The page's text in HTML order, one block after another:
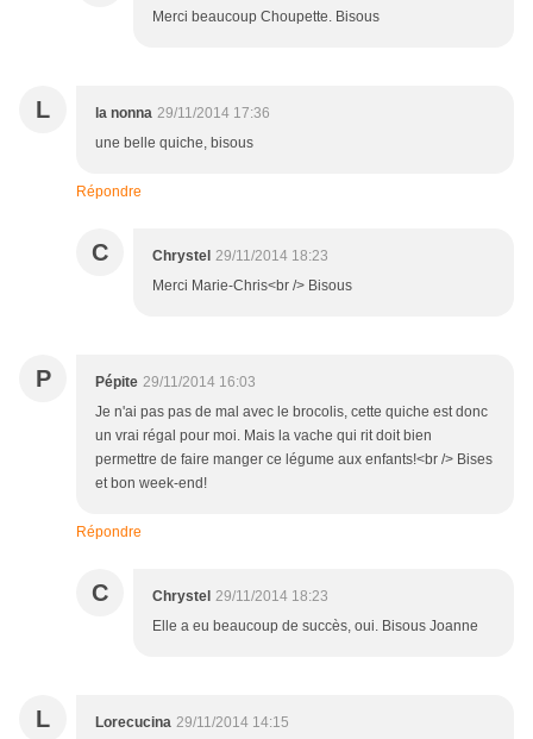
Merci beaucoup Choupette. Bisous
L la nonna 29/11/2014 17:36
une belle quiche, bisous
Répondre
C Chrystel 29/11/2014 18:23
Merci Marie-Chris<br /> Bisous
P Pépite 29/11/2014 16:03
Je n'ai pas pas de mal avec le brocolis, cette quiche est donc
un vrai régal pour moi. Mais la vache qui rit doit bien
permettre de faire manger ce légume aux enfants!<br /> Bises
et bon week-end!
Répondre
C Chrystel 29/11/2014 18:23
Elle a eu beaucoup de succès, oui. Bisous Joanne
L Lorecucina 29/11/2014 14:15